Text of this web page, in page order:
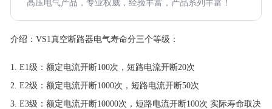
高压电气产品，专业权威，经验丰富，产品系列丰富！
介绍： VS1真空断路器电气寿命分三个等级：
E1级：额定电流开断100次，短路电流开断20次
E2级：额定电流开断1000次，短路电流开断50次
E3级：额定电流开断10000次，短路电流开断100次 实际寿命取决